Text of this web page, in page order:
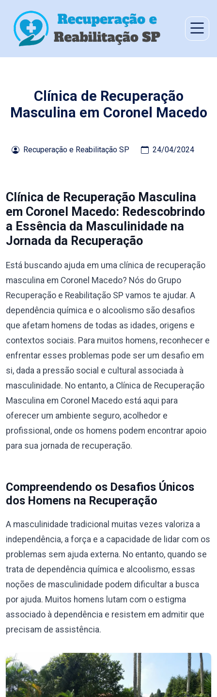
Clínica de Recuperação
Masculina em Coronel Macedo
Recuperação e Reabilitação SP 24/04/2024
Clínica de Recuperação Masculina
em Coronel Macedo: Redescobrindo
a Essência da Masculinidade na
Jornada da Recuperação
Está buscando ajuda em uma clínica de recuperação
masculina em Coronel Macedo? Nós do Grupo
Recuperação e Reabilitação SP vamos te ajudar. A
dependência química e o alcoolismo são desafios
que afetam homens de todas as idades, origens e
contextos sociais. Para muitos homens, reconhecer e
enfrentar esses problemas pode ser um desafio em
si, dada a pressão social e cultural associada à
masculinidade. No entanto, a Clínica de Recuperação
Masculina em Coronel Macedo está aqui para
oferecer um ambiente seguro, acolhedor e
profissional, onde os homens podem encontrar apoio
para sua jornada de recuperação.
Compreendendo os Desafios Únicos
dos Homens na Recuperação
A masculinidade tradicional muitas vezes valoriza a
independência, a força e a capacidade de lidar com os
problemas sem ajuda externa. No entanto, quando se
trata de dependência química e alcoolismo, essas
noções de masculinidade podem dificultar a busca
por ajuda. Muitos homens lutam com o estigma
associado à dependência e resistem em admitir que
precisam de assistência.